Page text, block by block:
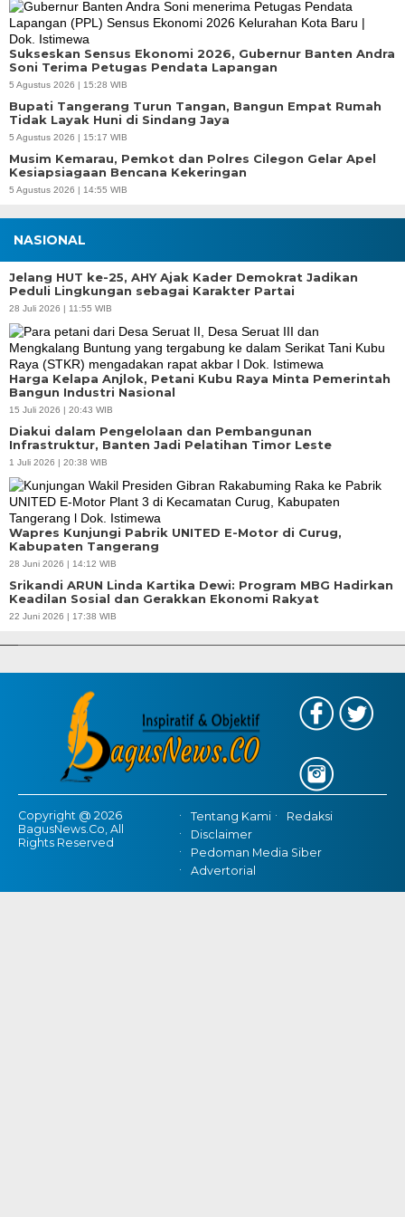
Sukseskan Sensus Ekonomi 2026, Gubernur Banten Andra
Soni Terima Petugas Pendata Lapangan
5 Agustus 2026 | 15:28 WIB
Bupati Tangerang Turun Tangan, Bangun Empat Rumah
Tidak Layak Huni di Sindang Jaya
5 Agustus 2026 | 15:17 WIB
Musim Kemarau, Pemkot dan Polres Cilegon Gelar Apel
Kesiapsiagaan Bencana Kekeringan
5 Agustus 2026 | 14:55 WIB
NASIONAL
Jelang HUT ke-25, AHY Ajak Kader Demokrat Jadikan
Peduli Lingkungan sebagai Karakter Partai
28 Juli 2026 | 11:55 WIB
Harga Kelapa Anjlok, Petani Kubu Raya Minta Pemerintah
Bangun Industri Nasional
15 Juli 2026 | 20:43 WIB
Diakui dalam Pengelolaan dan Pembangunan
Infrastruktur, Banten Jadi Pelatihan Timor Leste
1 Juli 2026 | 20:38 WIB
Wapres Kunjungi Pabrik UNITED E-Motor di Curug,
Kabupaten Tangerang
28 Juni 2026 | 14:12 WIB
Srikandi ARUN Linda Kartika Dewi: Program MBG Hadirkan
Keadilan Sosial dan Gerakkan Ekonomi Rakyat
22 Juni 2026 | 17:38 WIB
APBD Tahun 2025 Anggarkan Rp200 Miliar | Program Makan Bergizi
Copyright @ 2026
BagusNews.Co, All
Rights Reserved
Tentang Kami
Redaksi
Disclaimer
Pedoman Media Siber
Advertorial